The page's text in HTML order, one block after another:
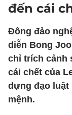
đến cái
Đông đảo
diễn Bong
chỉ trích cảnh
cái chết của
dựng đạo luật
mệnh.